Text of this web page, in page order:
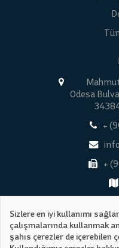
Sizlere en iyi kullanımı
çalışmalarında kullanmak
şahıs çerezler de içerebilen
Odesa
+
+
Tüm